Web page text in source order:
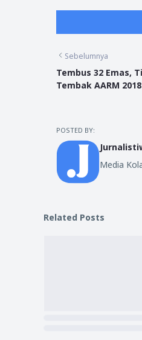
Sebelumnya
Tembus 32 Emas,
Tembak AARM 2018
POSTED BY:
Media
Related Posts